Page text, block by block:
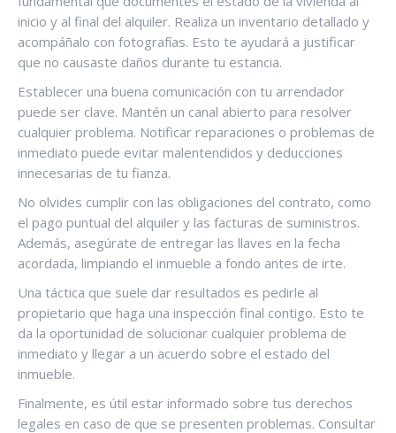
inicio y al final del alquiler. Realiza un inventario detallado y
acompáñalo con fotografías. Esto te ayudará a justificar
que no causaste daños durante tu estancia.
Establecer una buena comunicación con tu arrendador
puede ser clave. Mantén un canal abierto para resolver
cualquier problema. Notificar reparaciones o problemas de
inmediato puede evitar malentendidos y deducciones
innecesarias de tu fianza.
No olvides cumplir con las obligaciones del contrato, como
el pago puntual del alquiler y las facturas de suministros.
Además, asegúrate de entregar las llaves en la fecha
acordada, limpiando el inmueble a fondo antes de irte.
Una táctica que suele dar resultados es pedirle al
propietario que haga una inspección final contigo. Esto te
da la oportunidad de solucionar cualquier problema de
inmediato y llegar a un acuerdo sobre el estado del
inmueble.
Finalmente, es útil estar informado sobre tus derechos
legales en caso de que se presenten problemas. Consultar